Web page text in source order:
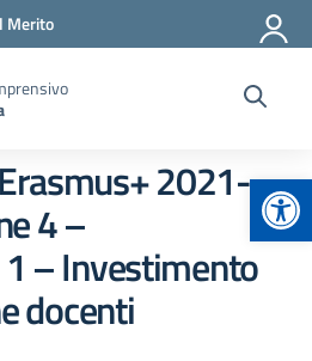
Merito
2021-
4 –
– Investimento
docenti